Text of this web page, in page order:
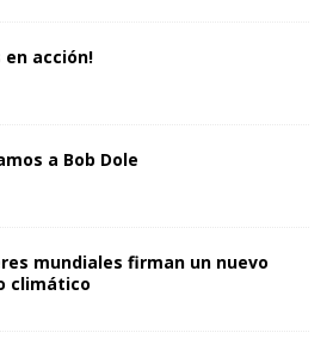
en acción!
a Bob Dole
mundiales firman un nuevo
climático